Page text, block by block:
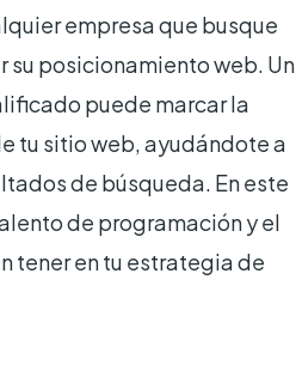
empresa que busque
su posicionamiento web. Un
puede marcar la
tu sitio web, ayudándote a
de búsqueda. En este
de programación y el
tener en tu estrategia de